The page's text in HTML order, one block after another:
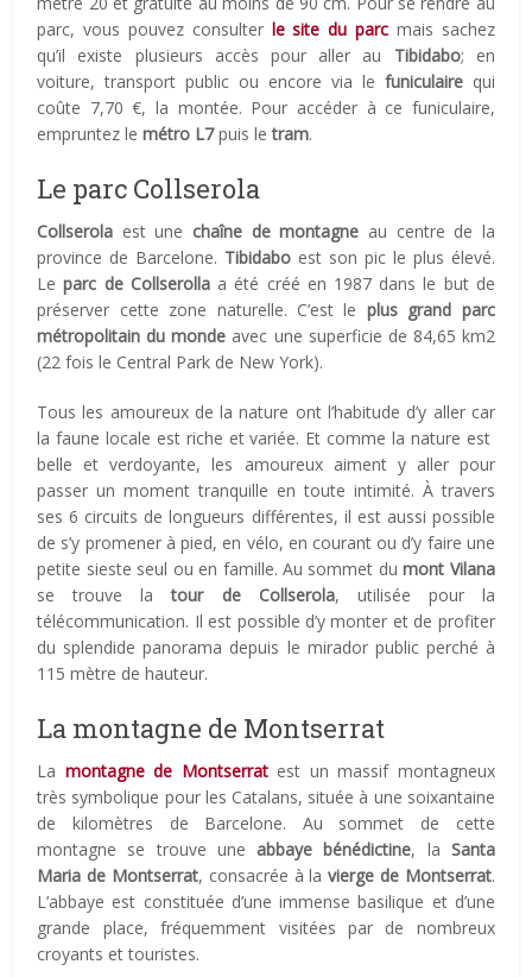
parc, vous pouvez consulter le site du parc mais sachez
qu’il existe plusieurs accès pour aller au Tibidabo; en
voiture, transport public ou encore via le funiculairequi
coûte 7,70 €, la montée. Pour accéder à ce funiculaire,
empruntez lemétro L7puis letram.
Le parc Collserola
Collserola est une chaîne de montagne au centre de la
province de Barcelone. Tibidabo est son pic le plus élevé.
Leparc de Collserollaa été créé en 1987 dans le but de
préserver cette zone naturelle. C’est le plus grand parc
métropolitain du monde avec une superficie de 84,65 km2
(22 fois le Central Park de New York).
Tous les amoureux de la nature ont l’habitude d’y aller car
la faune locale est riche et variée. Et comme la nature est
belle et verdoyante, les amoureux aiment y aller pour
passer un moment tranquille en toute intimité. À travers
ses 6 circuits de longueurs différentes, il est aussi possible
de s’y promener à pied, en vélo, en courant ou d’y faire une
petite sieste seul ou en famille. Au sommet dumont Vilana
se trouve latour de Collserola, utilisée pour la
télécommunication. Il est possible d’y monter et de profiter
du splendide panorama depuis le mirador public perché à
115 mètre de hauteur.
La montagne de Montserrat
La montagne de Montserrat est un massif montagneux
très symbolique pour les Catalans, située à une soixantaine
de kilomètres de Barcelone. Au sommet de cette
montagne se trouve une abbaye bénédictine, la Santa
Maria de Montserrat, consacrée à lavierge de Montserrat.
L’abbaye est constituée d’une immense basilique et d’une
grande place, fréquemment visitées par de nombreux
croyants et touristes.